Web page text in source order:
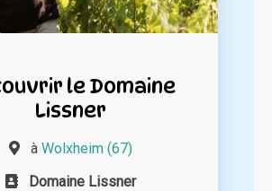
le Domaine
Lissner
à Wolxheim (67)
Domaine Lissner